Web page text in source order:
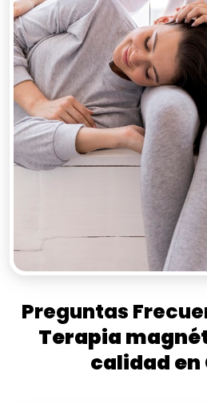
Preguntas
Terapia
calidad en